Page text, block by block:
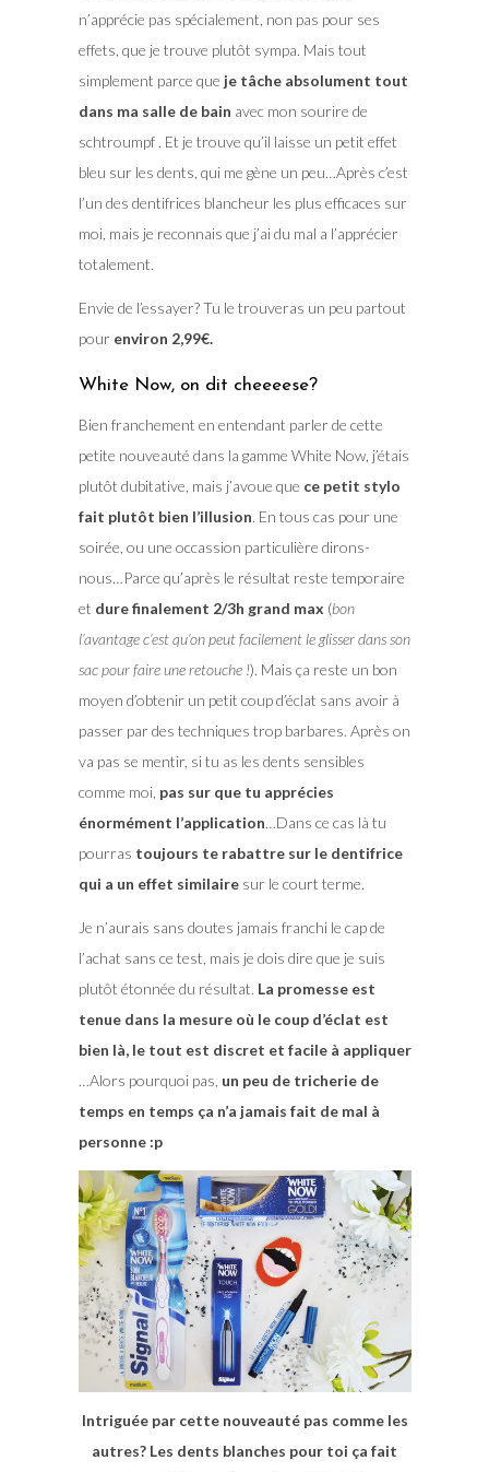
n’apprécie pas spécialement, non pas pour ses
effets, que je trouve plutôt sympa. Mais tout
simplement parce que je tâche absolument tout
dans ma salle de bain avec mon sourire de
schtroumpf . Et je trouve qu’il laisse un petit effet
bleu sur les dents, qui me gène un peu…Après c’est
l’un des dentifrices blancheur les plus efficaces sur
moi, mais je reconnais que j’ai du mal a l’apprécier
totalement.
Envie de l’essayer? Tu le trouveras un peu partout
pour environ 2,99€.
White Now, on dit cheeeese?
Bien franchement en entendant parler de cette
petite nouveauté dans la gamme White Now, j’étais
plutôt dubitative, mais j’avoue que ce petit stylo
fait plutôt bien l’illusion. En tous cas pour une
soirée, ou une occassion particulière dirons-
nous…Parce qu’après le résultat reste temporaire
et dure finalement 2/3h grand max (bon
l’avantage c’est qu’on peut facilement le glisser dans son
sac pour faire une retouche !). Mais ça reste un bon
moyen d’obtenir un petit coup d’éclat sans avoir à
passer par des techniques trop barbares. Après on
va pas se mentir, si tu as les dents sensibles
comme moi, pas sur que tu apprécies
énormément l’application…Dans ce cas là tu
pourras toujours te rabattre sur le dentifrice
qui a un effet similairesur le court terme.
Je n’aurais sans doutes jamais franchi le cap de
l’achat sans ce test, mais je dois dire que je suis
plutôt étonnée du résultat. La promesse est
tenue dans la mesure où le coup d’éclat est
bien là, le tout est discret et facile à appliquer
…Alors pourquoi pas, un peu de tricherie de
temps en temps ça n’a jamais fait de mal à
personne :p
Intriguée par cette nouveauté pas comme les
autres? Les dents blanches pour toi ça fait